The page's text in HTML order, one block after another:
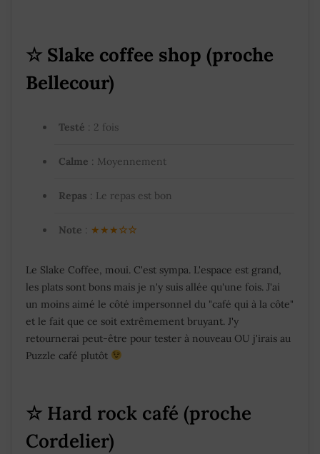
☆ Slake coffee shop (proche
Bellecour)
Testé : 2 fois
Calme : Moyennement
Repas : Le repas est bon
Note : ★★★☆☆
Le Slake Coffee, moui. C'est sympa. L'espace est grand,
les plats sont bons mais je n'y suis allée qu'une fois. J'ai
un moins aimé le côté impersonnel du "café qui à la côte"
et le fait que ce soit extrêmement bruyant. J'y
retournerai peut-être pour tester à nouveau OU j'irais au
Puzzle café plutôt
☆ Hard rock café (proche
Cordelier)